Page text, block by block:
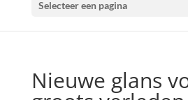
Selecteer een pagina
Nieuwe glans